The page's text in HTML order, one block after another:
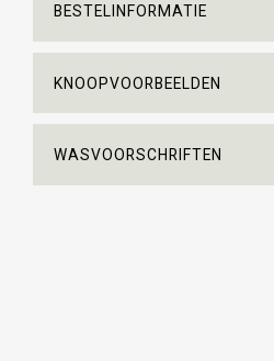
BESTELINFORMATIE
KNOOPVOORBEELDEN
WASVOORSCHRIFTEN